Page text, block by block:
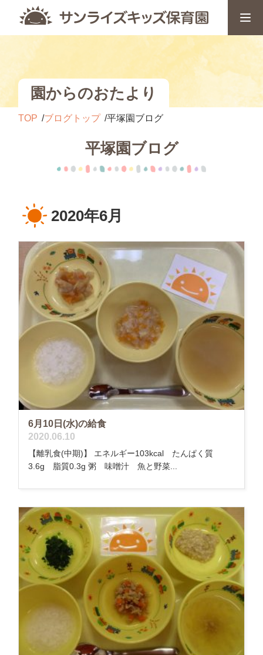
園からのおたより
TOP ブログトップ 平塚園ブログ
平塚園ブログ
2020年6月
6月10日(水)の給食
2020.06.10
【離乳食(中期)】 エネルギー103kcal たんぱく質
3.6g 脂質0.3g 粥 味噌汁 魚と野菜...